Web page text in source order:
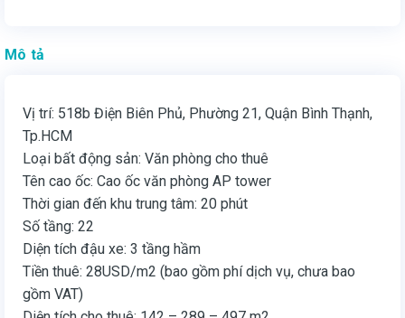
Mô tả
Vị trí: 518b Điện Biên Phủ, Phường 21, Quận Bình Thạnh,
Tp.HCM
Loại bất động sản: Văn phòng cho thuê
Tên cao ốc: Cao ốc văn phòng AP tower
Thời gian đến khu trung tâm: 20 phút
Số tầng: 22
Diện tích đậu xe: 3 tầng hầm
Tiền thuê: 28USD/m2 (bao gồm phí dịch vụ, chưa bao
gồm VAT)